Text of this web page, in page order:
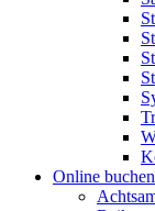
Online buchen